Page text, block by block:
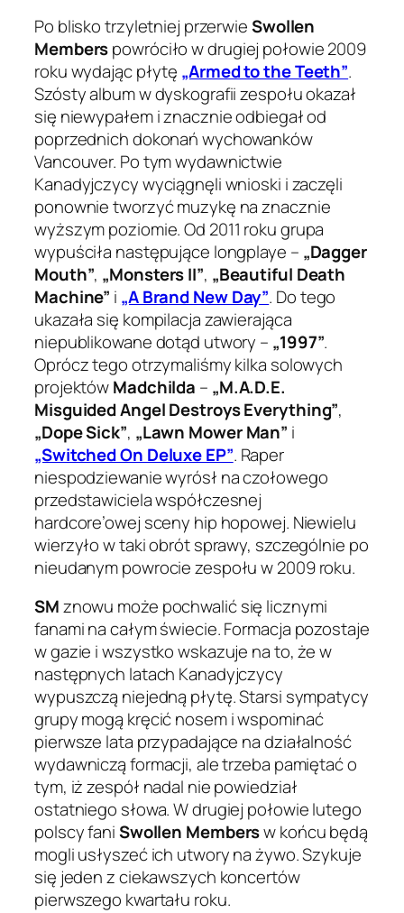
Po blisko trzyletniej przerwieSwollen
Memberspowróciło w drugiej połowie 2009
roku wydając płytę „Armed to the Teeth”.
Szósty album w dyskografii zespołu okazał
się niewypałem i znacznie odbiegał od
poprzednich dokonań wychowanków
Vancouver. Po tym wydawnictwie
Kanadyjczycy wyciągnęli wnioski i zaczęli
ponownie tworzyć muzykę na znacznie
wyższym poziomie. Od 2011 roku grupa
wypuściła następujące longplaye – „Dagger
Mouth”, „Monsters II”, „Beautiful Death
Machine” i „A Brand New Day”. Do tego
ukazała się kompilacja zawierająca
niepublikowane dotąd utwory – „1997”.
Oprócz tego otrzymaliśmy kilka solowych
projektówMadchilda – „M.A.D.E.
Misguided Angel Destroys Everything”,
„Dope Sick”, „Lawn Mower Man” i
„Switched On Deluxe EP”. Raper
niespodziewanie wyrósł na czołowego
przedstawiciela współczesnej
hardcore’owej sceny hip hopowej. Niewielu
wierzyło w taki obrót sprawy, szczególnie po
nieudanym powrocie zespołu w 2009 roku.
SMznowu może pochwalić się licznymi
fanami na całym świecie. Formacja pozostaje
w gazie i wszystko wskazuje na to, że w
następnych latach Kanadyjczycy
wypuszczą niejedną płytę. Starsi sympatycy
grupy mogą kręcić nosem i wspominać
pierwsze lata przypadające na działalność
wydawniczą formacji, ale trzeba pamiętać o
tym, iż zespół nadal nie powiedział
ostatniego słowa. W drugiej połowie lutego
polscy faniSwollen Membersw końcu będą
mogli usłyszeć ich utwory na żywo. Szykuje
się jeden z ciekawszych koncertów
pierwszego kwartału roku.